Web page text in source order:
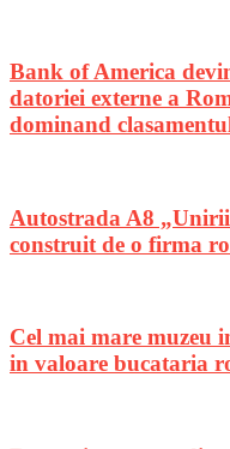
Bank of America
datoriei externe a
dominand
Autostrada A8
construit de o firma
Cel mai mare muzeu
in valoare bucataria